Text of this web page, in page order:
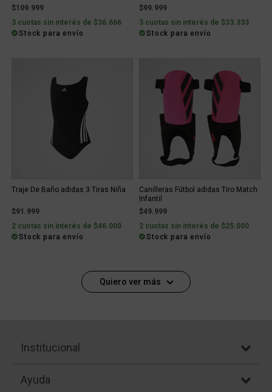
$109.999
3 cuotas sin interés de $36.666
Stock para envío
$99.999
3 cuotas sin interés de $33.333
Stock para envío
Traje De Baño adidas 3 Tiras Niña
$91.999
2 cuotas sin interés de $46.000
Stock para envío
Canilleras Fútbol adidas Tiro Match
Infantil
$49.999
2 cuotas sin interés de $25.000
Stock para envío
Quiero ver más
Institucional
Ayuda